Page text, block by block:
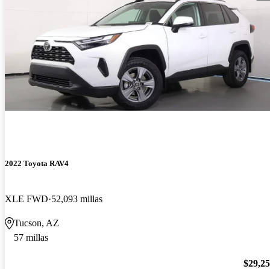
2022 Toyota RAV4
XLE FWD 52,093 millas
Tucson, AZ
57 millas